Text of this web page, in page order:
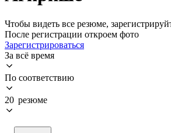
Чтобы видеть все резюме,
После регистрации откроем фото
Зарегистрироваться
За всё время
По соответствию
20 резюме